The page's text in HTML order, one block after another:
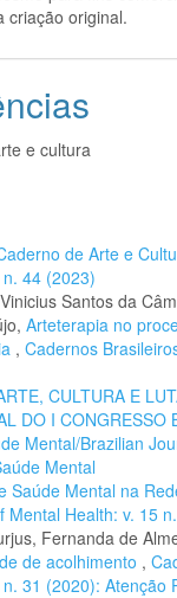
criação original.
e cultura
de Arte e
44 (2023)
Santos da
Arteterapia no
, Cadernos
CULTURA E
DO I CONGRESSO
Mental/Brazilian
Mental
Saúde Mental na
Mental Health: v. 15
Fernanda de
de acolhimento ,
31 (2020): Atenção